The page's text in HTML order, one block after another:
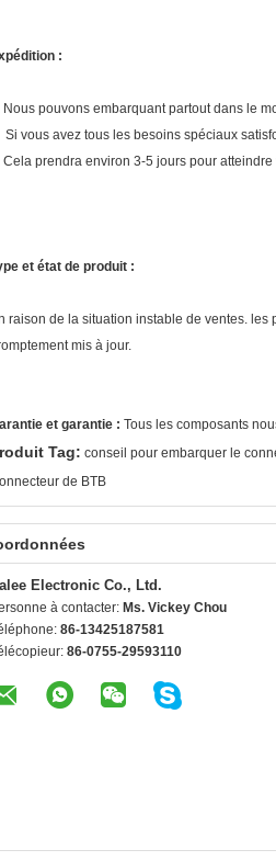
:
Nous pouvons embarquant partout dans le
vous avez tous les besoins spéciaux
Cela prendra environ 3-5 jours pour atteindre
et état de produit :
raison de la situation instable de ventes.
mis à jour. Ainsi,
et garantie : Tous les composants
Tag: conseil pour embarquer le
de BTB
Electronic Co., Ltd.
à contacter: Ms. Vickey Chou
86-13425187581
86-0755-29593110